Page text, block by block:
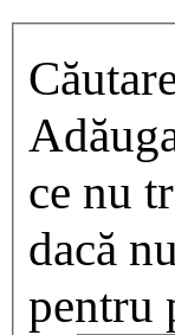
ce nu
dacă
pentru